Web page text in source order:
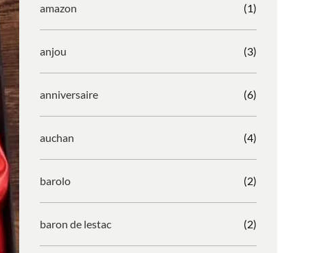
amazon (1)
anjou (3)
anniversaire (6)
auchan (4)
barolo (2)
baron de lestac (2)